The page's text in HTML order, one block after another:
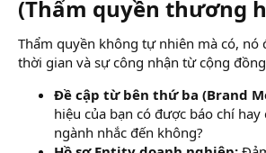
(Thẩm quyền thương
Thẩm quyền không tự nhiên mà có, nó
thời gian và sự công nhận từ cộng
Đề cập từ bên thứ ba (Brand
hiệu của bạn có được báo chí hay
ngành nhắc đến không?